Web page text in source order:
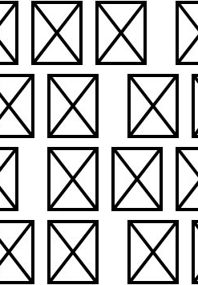
다고
을 방
왜냐
가 없